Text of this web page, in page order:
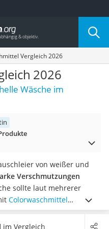
Vergleich 2026
2026
Wäsche im
von weißer und
Verschmutzungen
sollte laut mehrerer
Colorwaschmittel
Vollwaschmittel sind bereits
auch bei Kochwäsche
im Vergleich